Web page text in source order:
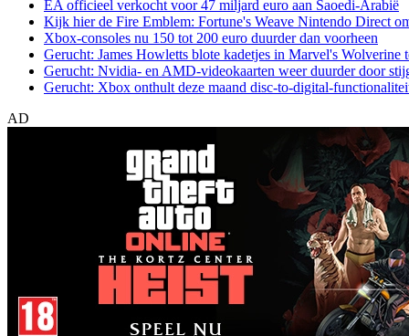
EA officieel verkocht voor 47 miljard euro aan Saoedi-Arabië
Kijk hier de Fire Emblem: Fortune's Weave Nintendo Direct
Xbox-consoles nu 150 tot 200 euro duurder dan voorheen
Gerucht: James Howletts blote kadetjes in Marvel's Wolverine
Gerucht: Nvidia- en AMD-videokaarten weer duurder door
Gerucht: Xbox onthult deze maand disc-to-digital-
AD